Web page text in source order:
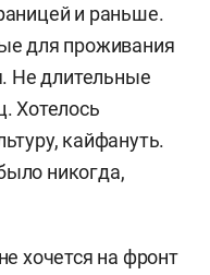
и раньше.
для проживания
Не длительные
Хотелось
кайфануть.
никогда,
хочется на фронт